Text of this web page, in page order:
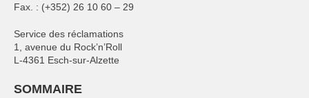
Fax. : (+352) 26 10 60 – 29
Service des réclamations
1, avenue du Rock’n’Roll
L-4361 Esch-sur-Alzette
SOMMAIRE